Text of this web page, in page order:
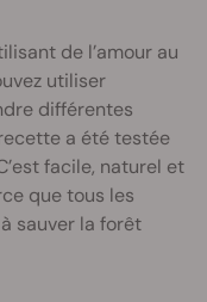
de l’amour au
utiliser
différentes
a été testée
facile, naturel et
que tous les
sauver la forêt